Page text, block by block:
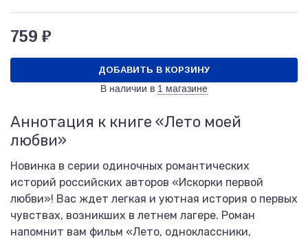
759 ₽
ДОБАВИТЬ В КОРЗИНУ
В наличии в 1 магазине
Аннотация к книге «Лето моей
любви»
Новинка в серии одиночных романтических
историй российских авторов «Искорки первой
любви»! Вас ждет легкая и уютная история о первых
чувствах, возникших в летнем лагере. Роман
напомнит вам фильм «Лето, одноклассники,